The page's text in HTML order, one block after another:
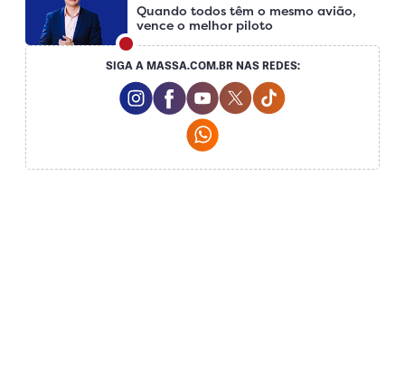
Quando todos têm o mesmo avião,
vence o melhor piloto
SIGA A MASSA.COM.BR NAS REDES:
Instagram Social Media
Facebook Social Media
Youtube Social Media
Twitter Social Media
Tiktok Social